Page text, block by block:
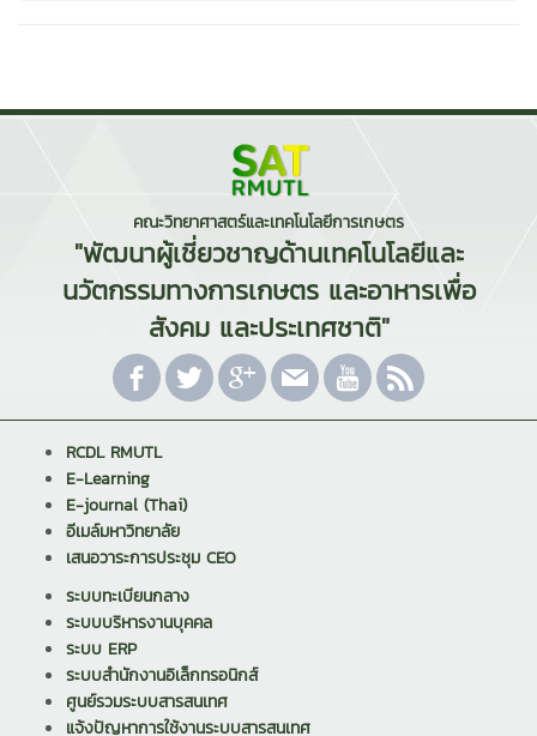
คณะวิทยาศาสตร์และเทคโนโลยีการเกษตร
"พัฒนาผู้เชี่ยวชาญด้านเทคโนโลยีและ
นวัตกรรมทางการเกษตร และอาหารเพื่อ
สังคม และประเทศชาติ"
RCDL RMUTL
E-Learning
E-journal (Thai)
อีเมล์มหาวิทยาลัย
เสนอวาระการประชุม CEO
ระบบทะเบียนกลาง
ระบบบริหารงานบุคคล
ระบบ ERP
ระบบสำนักงานอิเล็กทรอนิกส์
ศูนย์รวมระบบสารสนเทศ
แจ้งปัญหาการใช้งานระบบสารสนเทศ